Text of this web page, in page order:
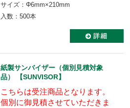
サイズ：Φ6mm×210mm
入数：500本
紙製サンバイザー（個別見積対象
品） 【SUNVISOR】
こちらは受注商品となります。
個別に御見積させていただきま